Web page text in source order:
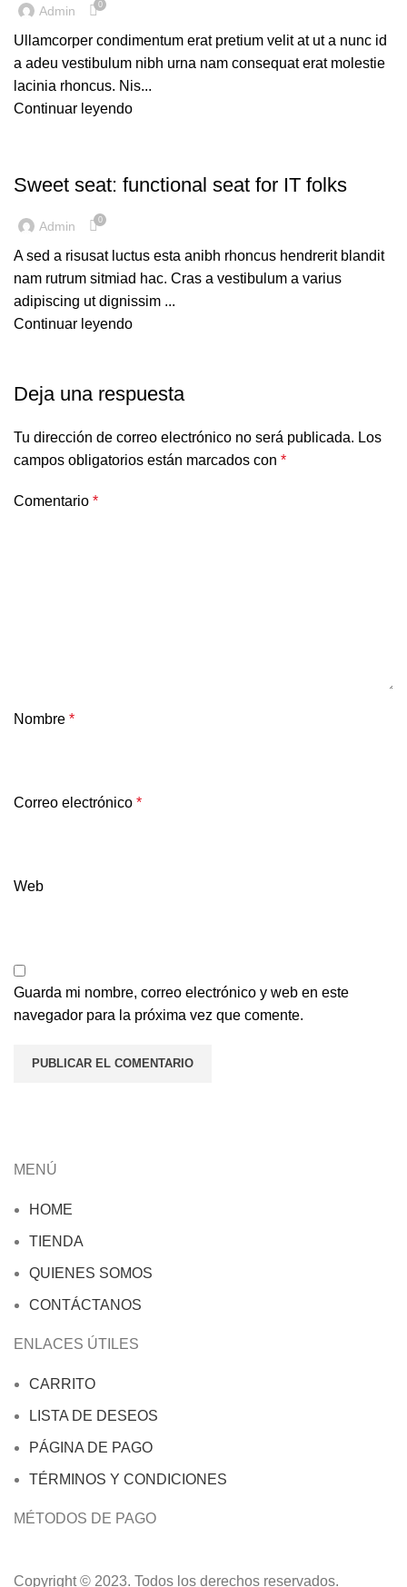
Admin 0
Ullamcorper condimentum erat pretium velit at ut a nunc id
a adeu vestibulum nibh urna nam consequat erat molestie
lacinia rhoncus. Nis...
Continuar leyendo
Sweet seat: functional seat for IT folks
Admin 0
A sed a risusat luctus esta anibh rhoncus hendrerit blandit
nam rutrum sitmiad hac. Cras a vestibulum a varius
adipiscing ut dignissim ...
Continuar leyendo
Deja una respuesta
Tu dirección de correo electrónico no será publicada. Los
campos obligatorios están marcados con *
Comentario *
Nombre *
Correo electrónico *
Web
Guarda mi nombre, correo electrónico y web en este
navegador para la próxima vez que comente.
MENÚ
HOME
TIENDA
QUIENES SOMOS
CONTÁCTANOS
ENLACES ÚTILES
CARRITO
LISTA DE DESEOS
PÁGINA DE PAGO
TÉRMINOS Y CONDICIONES
MÉTODOS DE PAGO
Copyright © 2023. Todos los derechos reservados.